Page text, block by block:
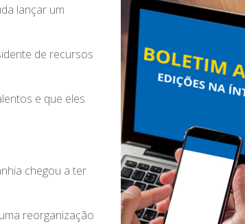
lançar um
de recursos
e que eles
chegou a ter
reorganização